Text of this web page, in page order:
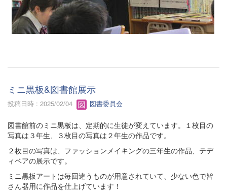
ミニ黒板&図書館展示
投稿日時 : 2025/02/04 図書委員会
図書館前のミニ黒板は、定期的に生徒が変えています。１枚目の
写真は３年生、３枚目の写真は２年生の作品です。
２枚目の写真は、ファッションメイキングの三年生の作品、テデ
ィベアの展示です。
ミニ黒板アートは毎回違うものが用意されていて、少ない色で皆
さん器用に作品を仕上げています！